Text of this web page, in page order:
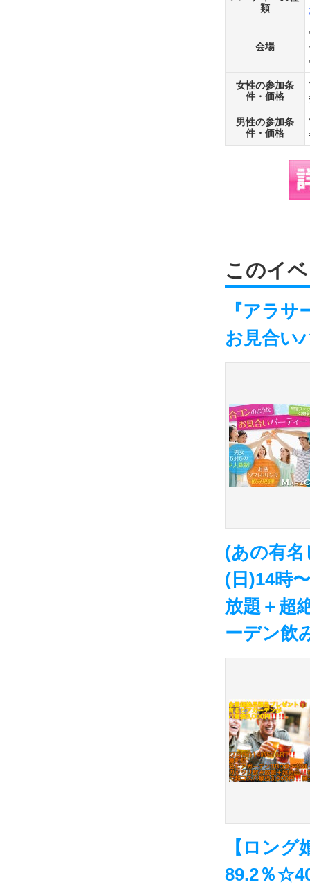
類
会場
女性の参加条
件・価格
男性の参加条
件・価格
このイ
『アラ
お見合い
(あの有
(日)14時
放題＋超
ーデン飲
【ロン
89.2％